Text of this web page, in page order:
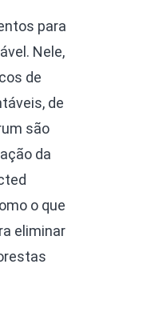
para
Nele,
de
de
são
da
o que
eliminar